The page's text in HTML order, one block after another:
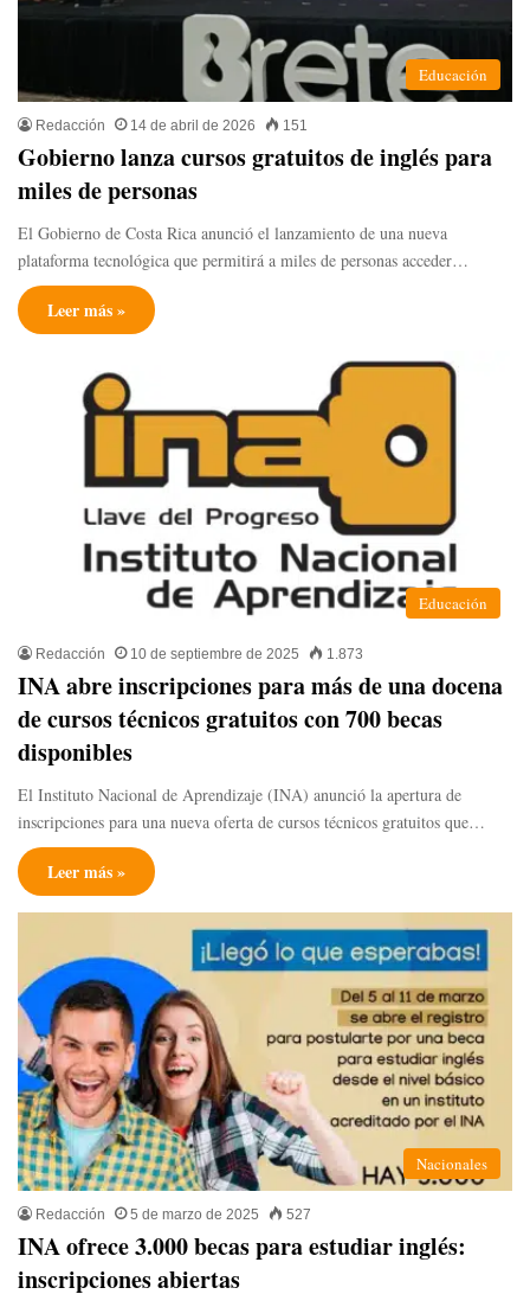
Educación
Redacción 14 de abril de 2026 151
Gobierno lanza cursos gratuitos de inglés para
miles de personas
El Gobierno de Costa Rica anunció el lanzamiento de una nueva
plataforma tecnológica que permitirá a miles de personas acceder…
Leer más »
Educación
Redacción 10 de septiembre de 2025 1.873
INA abre inscripciones para más de una docena
de cursos técnicos gratuitos con 700 becas
disponibles
El Instituto Nacional de Aprendizaje (INA) anunció la apertura de
inscripciones para una nueva oferta de cursos técnicos gratuitos que…
Leer más »
Nacionales
Redacción 5 de marzo de 2025 527
INA ofrece 3.000 becas para estudiar inglés:
inscripciones abiertas